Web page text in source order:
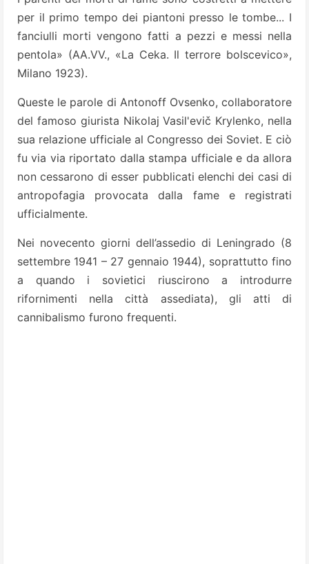
per il primo tempo dei piantoni presso le tombe... I
fanciulli morti vengono fatti a pezzi e messi nella
pentola» (AA.VV., «La Ceka. Il terrore bolscevico»,
Milano 1923).
Queste le parole di Antonoff Ovsenko, collaboratore
del famoso giurista Nikolaj Vasil'evič Krylenko, nella
sua relazione ufficiale al Congresso dei Soviet. E ciò
fu via via riportato dalla stampa ufficiale e da allora
non cessarono di esser pubblicati elenchi dei casi di
antropofagia provocata dalla fame e registrati
ufficialmente.
Nei novecento giorni dell’assedio di Leningrado (8
settembre 1941 – 27 gennaio 1944), soprattutto fino
a quando i sovietici riuscirono a introdurre
rifornimenti nella città assediata), gli atti di
cannibalismo furono frequenti.